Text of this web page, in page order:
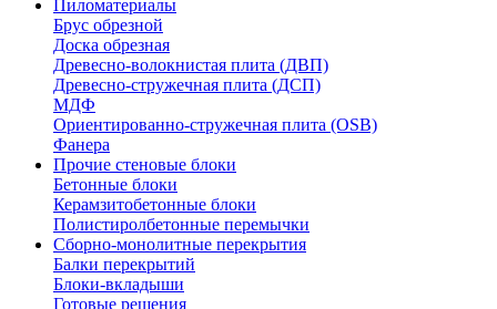
Пиломатериалы
Брус обрезной
Доска обрезная
Древесно-волокнистая плита (ДВП)
Древесно-стружечная плита (ДСП)
МДФ
Ориентированно-стружечная плита (OSB)
Фанера
Прочие стеновые блоки
Бетонные блоки
Керамзитобетонные блоки
Полистиролбетонные перемычки
Сборно-монолитные перекрытия
Балки перекрытий
Блоки-вкладыши
Готовые решения